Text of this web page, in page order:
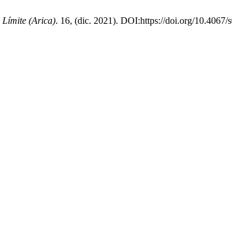
Límite (Arica). 16, (dic. 2021). DOI:https://doi.org/10.4067/